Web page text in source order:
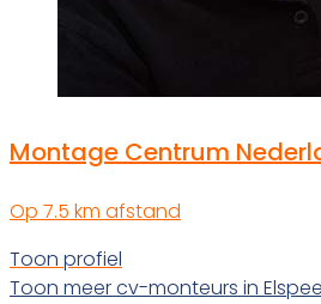
Montage Centrum
Op 7.5 km afstand
Toon profiel
Toon meer cv-monteurs in